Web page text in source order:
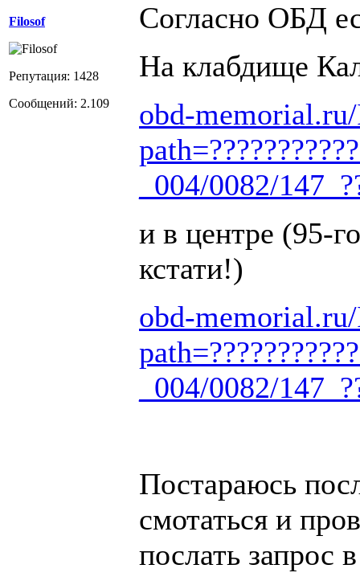
Filosof
Репутация: 1428
Сообщений: 2.109
Согласно ОБД
На клабдище
obd-
_004/0082/
и в центре (95-
кстати!)
obd-
_004/0082/
Постараюсь
смотаться и
послать запрос